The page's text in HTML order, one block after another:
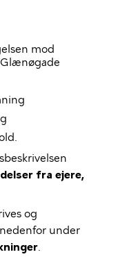
mod
fra ejere,
og
under
.